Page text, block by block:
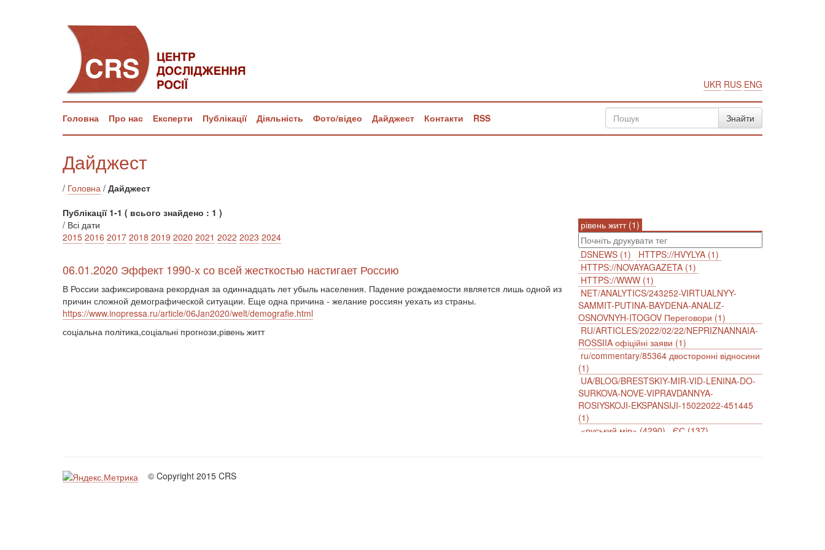
UKR RUS ENG
Головна Про нас Експерти Публікації Діяльність Фото/відео Дайджест Контакти RSS
Дайджест
/ Головна / Дайджест
Публікації 1-1 ( всього знайдено : 1 )
рівень житт (1)
DSNEWS (1)
HTTPS://HVYLYA (1)
HTTPS://NOVAYAGAZETA (1)
HTTPS://WWW (1)
NET/ANALYTICS/243252-VIRTUALNYY-
SAMMIT-PUTINA-BAYDENA-ANALIZ-
OSNOVNYH-ITOGOV Переговори (1)
RU/ARTICLES/2022/02/22/NEPRIZNANNAIA-
ROSSIIA офіційні заяви (1)
ru/commentary/85364 двосторонні відносини
(1)
UA/BLOG/BRESTSKIY-MIR-VID-LENINA-DO-
SURKOVA-NOVE-VIPRAVDANNYA-
ROSIYSKOJI-EKSPANSIJI-15022022-451445
(1)
«руський мір» (4290)
ЄС (137)
/ Всі дати
2015 2016 2017 2018 2019 2020 2021 2022 2023 2024
06.01.2020 Эффект 1990-х со всей жесткостью настигает Россию
В России зафиксирована рекордная за одиннадцать лет убыль населения. Падение рождаемости является лишь одной из
причин сложной демографической ситуации. Еще одна причина - желание россиян уехать из страны.
https://www.inopressa.ru/article/06Jan2020/welt/demografie.html
соціальна політика,соціальні прогнози,рівень житт
© Copyright 2015 CRS